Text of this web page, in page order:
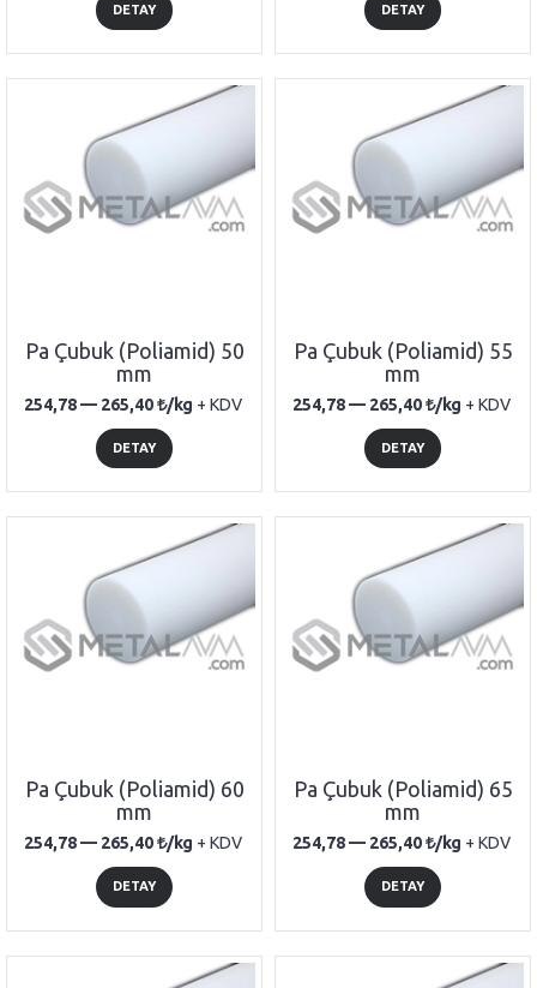
DETAY DETAY
Pa Çubuk (Poliamid) 50
mm
254,78 — 265,40 /kg + KDV
DETAY
Pa Çubuk (Poliamid) 55
mm
254,78 — 265,40 /kg + KDV
DETAY
Pa Çubuk (Poliamid) 60
mm
254,78 — 265,40 /kg + KDV
DETAY
Pa Çubuk (Poliamid) 65
mm
254,78 — 265,40 /kg + KDV
DETAY